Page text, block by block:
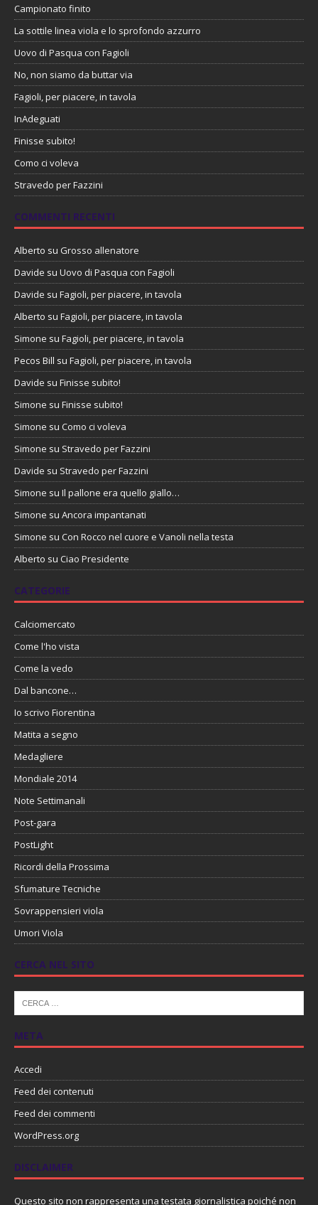
Campionato finito
La sottile linea viola e lo sprofondo azzurro
Uovo di Pasqua con Fagioli
No, non siamo da buttar via
Fagioli, per piacere, in tavola
InAdeguati
Finisse subito!
Como ci voleva
Stravedo per Fazzini
COMMENTI RECENTI
Alberto su Grosso allenatore
Davide su Uovo di Pasqua con Fagioli
Davide su Fagioli, per piacere, in tavola
Alberto su Fagioli, per piacere, in tavola
Simone su Fagioli, per piacere, in tavola
Pecos Bill su Fagioli, per piacere, in tavola
Davide su Finisse subito!
Simone su Finisse subito!
Simone su Como ci voleva
Simone su Stravedo per Fazzini
Davide su Stravedo per Fazzini
Simone su Il pallone era quello giallo…
Simone su Ancora impantanati
Simone su Con Rocco nel cuore e Vanoli nella testa
Alberto su Ciao Presidente
CATEGORIE
Calciomercato
Come l'ho vista
Come la vedo
Dal bancone…
Io scrivo Fiorentina
Matita a segno
Medagliere
Mondiale 2014
Note Settimanali
Post-gara
PostLight
Ricordi della Prossima
Sfumature Tecniche
Sovrappensieri viola
Umori Viola
CERCA NEL SITO
META
Accedi
Feed dei contenuti
Feed dei commenti
WordPress.org
DISCLAIMER
Questo sito non rappresenta una testata giornalistica poiché non